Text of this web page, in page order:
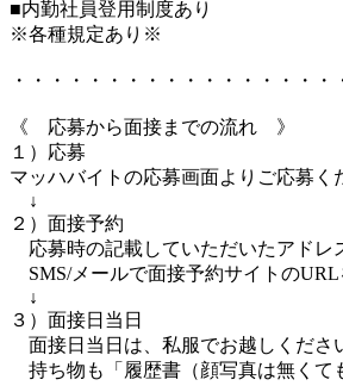
■内勤社員登用制度あり
※各種規定あり※
・・・・・・・・・・・・・・・・
《 応募から面接までの流れ 》
１）応募
マッハバイトの応募画面よりご応募く
↓
２）面接予約
応募時の記載していただいたアドレ
SMS/メールで面接予約サイトのURL
↓
３）面接日当日
面接日当日は、私服でお越しくださ
持ち物も「履歴書（顔写真は無く